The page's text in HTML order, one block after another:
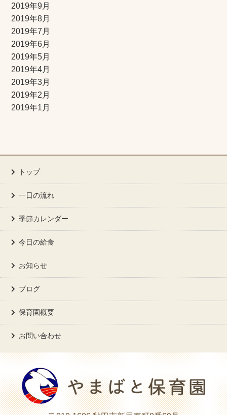
2019年9月
2019年8月
2019年7月
2019年6月
2019年5月
2019年4月
2019年3月
2019年2月
2019年1月
トップ
一日の流れ
季節カレンダー
今日の給食
お知らせ
ブログ
保育園概要
お問い合わせ